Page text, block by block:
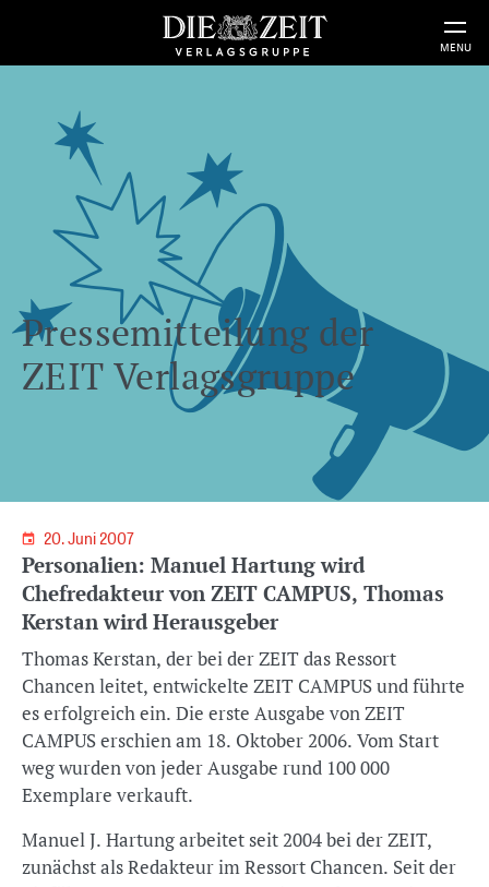
MENU
Pressemitteilung der
ZEIT Verlagsgruppe
20. Juni 2007
Personalien: Manuel Hartung wird
Chefredakteur von ZEIT CAMPUS, Thomas
Kerstan wird Herausgeber
Thomas Kerstan, der bei der ZEIT das Ressort
Chancen leitet, entwickelte ZEIT CAMPUS und führte
es erfolgreich ein. Die erste Ausgabe von ZEIT
CAMPUS erschien am 18. Oktober 2006. Vom Start
weg wurden von jeder Ausgabe rund 100 000
Exemplare verkauft.
Manuel J. Hartung arbeitet seit 2004 bei der ZEIT,
zunächst als Redakteur im Ressort Chancen. Seit der